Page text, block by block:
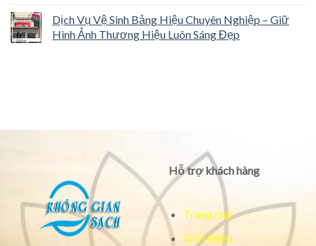
Dịch Vụ Vệ Sinh Bảng Hiệu Chuyên Nghiệp – Giữ
Hình Ảnh Thương Hiệu Luôn Sáng Đẹp
Hỗ trợ khách hàng
Trang chủ
Giới thiệu